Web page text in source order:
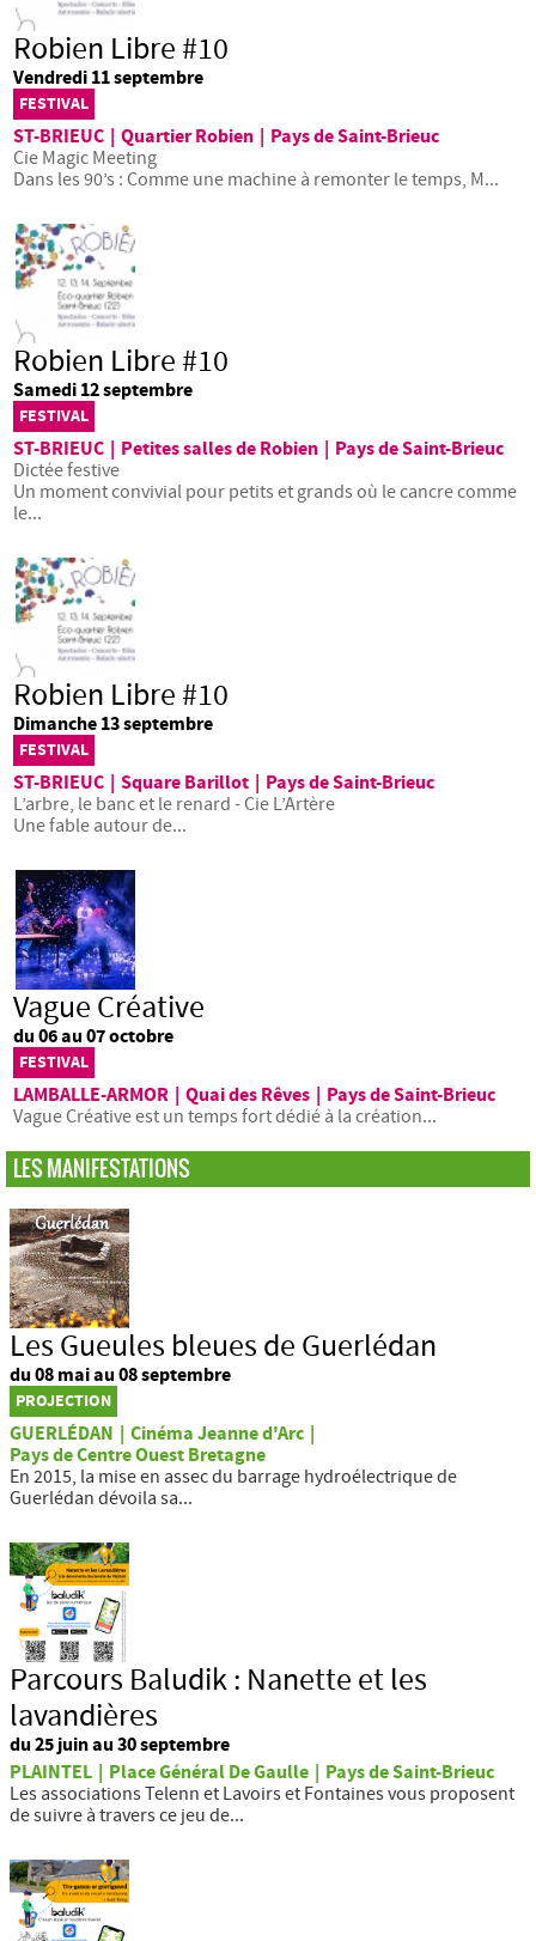
Robien Libre #10
Vendredi 11 septembre
FESTIVAL
ST-BRIEUC Quartier Robien
Pays de Saint-Brieuc
Cie Magic Meeting
Dans les 90’s : Comme une machine à remonter le temps, M...
Robien Libre #10
Samedi 12 septembre
FESTIVAL
ST-BRIEUC Petites salles de Robien
Pays de Saint-Brieuc
Dictée festive
Un moment convivial pour petits et grands où le cancre comme
le...
Robien Libre #10
Dimanche 13 septembre
FESTIVAL
ST-BRIEUC Square Barillot
Pays de Saint-Brieuc
L’arbre, le banc et le renard - Cie L’Artère
Une fable autour de...
Vague Créative
du 06 au 07 octobre
FESTIVAL
LAMBALLE-ARMOR Quai des Rêves
Pays de Saint-Brieuc
Vague Créative est un temps fort dédié à la création...
LES MANIFESTATIONS
Les Gueules bleues de Guerlédan
du 08 mai au 08 septembre
PROJECTION
GUERLÉDAN Cinéma Jeanne d'Arc
Pays de Centre Ouest Bretagne
En 2015, la mise en assec du barrage hydroélectrique de
Guerlédan dévoila sa...
Parcours Baludik : Nanette et les
lavandières
du 25 juin au 30 septembre
PLAINTEL
Place Général De Gaulle
Pays de Saint-Brieuc
Les associations Telenn et Lavoirs et Fontaines vous proposent
de suivre à travers ce jeu de...